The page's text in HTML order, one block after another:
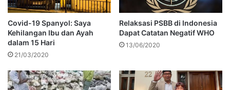
Covid-19 Spanyol: Saya
Kehilangan Ibu dan Ayah
dalam 15 Hari
21/03/2020
Relaksasi PSBB di Indonesia
Dapat Catatan Negatif WHO
13/06/2020